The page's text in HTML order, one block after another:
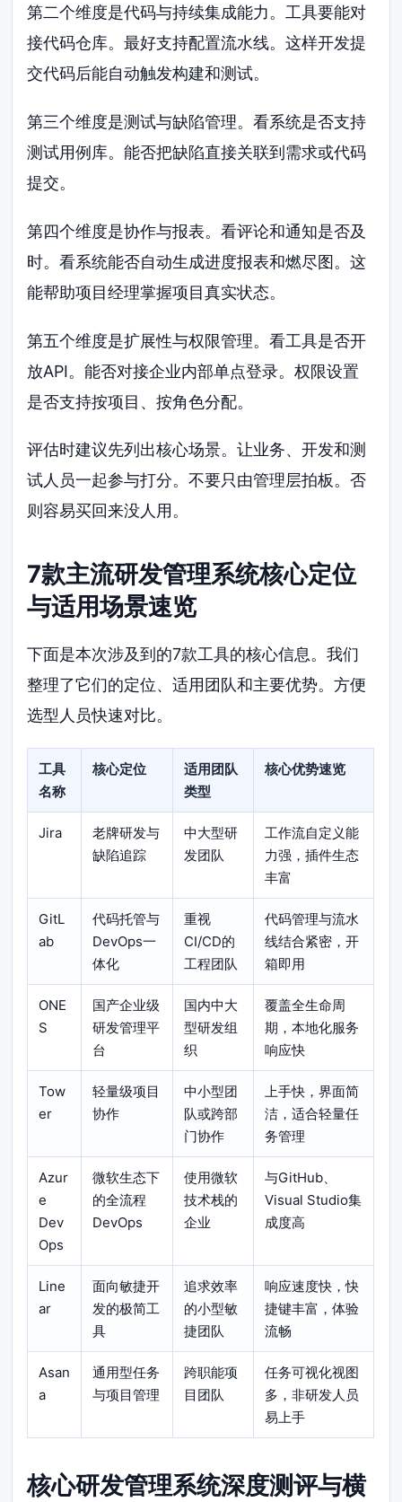
第二个维度是代码与持续集成能力。工具要能对
接代码仓库。最好支持配置流水线。这样开发提
交代码后能自动触发构建和测试。
第三个维度是测试与缺陷管理。看系统是否支持
测试用例库。能否把缺陷直接关联到需求或代码
提交。
第四个维度是协作与报表。看评论和通知是否及
时。看系统能否自动生成进度报表和燃尽图。这
能帮助项目经理掌握项目真实状态。
第五个维度是扩展性与权限管理。看工具是否开
放API。能否对接企业内部单点登录。权限设置
是否支持按项目、按角色分配。
评估时建议先列出核心场景。让业务、开发和测
试人员一起参与打分。不要只由管理层拍板。否
则容易买回来没人用。
7款主流研发管理系统核心定位
与适用场景速览
下面是本次涉及到的7款工具的核心信息。我们
整理了它们的定位、适用团队和主要优势。方便
选型人员快速对比。
工具
名称
核心定位
适用团队
类型
核心优势速览
Jira
老牌研发与
缺陷追踪
中大型研
发团队
工作流自定义能
力强，插件生态
丰富
GitL
ab
代码托管与
DevOps一
体化
重视
CI/CD的
工程团队
代码管理与流水
线结合紧密，开
箱即用
ONE
S
国产企业级
研发管理平
台
国内中大
型研发组
织
覆盖全生命周
期，本地化服务
响应快
Tow
er
轻量级项目
协作
中小型团
队或跨部
门协作
上手快，界面简
洁，适合轻量任
务管理
Azur
e
Dev
Ops
微软生态下
的全流程
DevOps
使用微软
技术栈的
企业
与GitHub、
Visual Studio集
成度高
Line
ar
面向敏捷开
发的极简工
具
追求效率
的小型敏
捷团队
响应速度快，快
捷键丰富，体验
流畅
Asan
a
通用型任务
与项目管理
跨职能项
目团队
任务可视化视图
多，非研发人员
易上手
核心研发管理系统深度测评与横